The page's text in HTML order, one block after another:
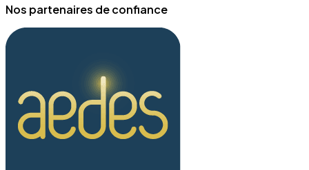
Nos partenaires de confiance